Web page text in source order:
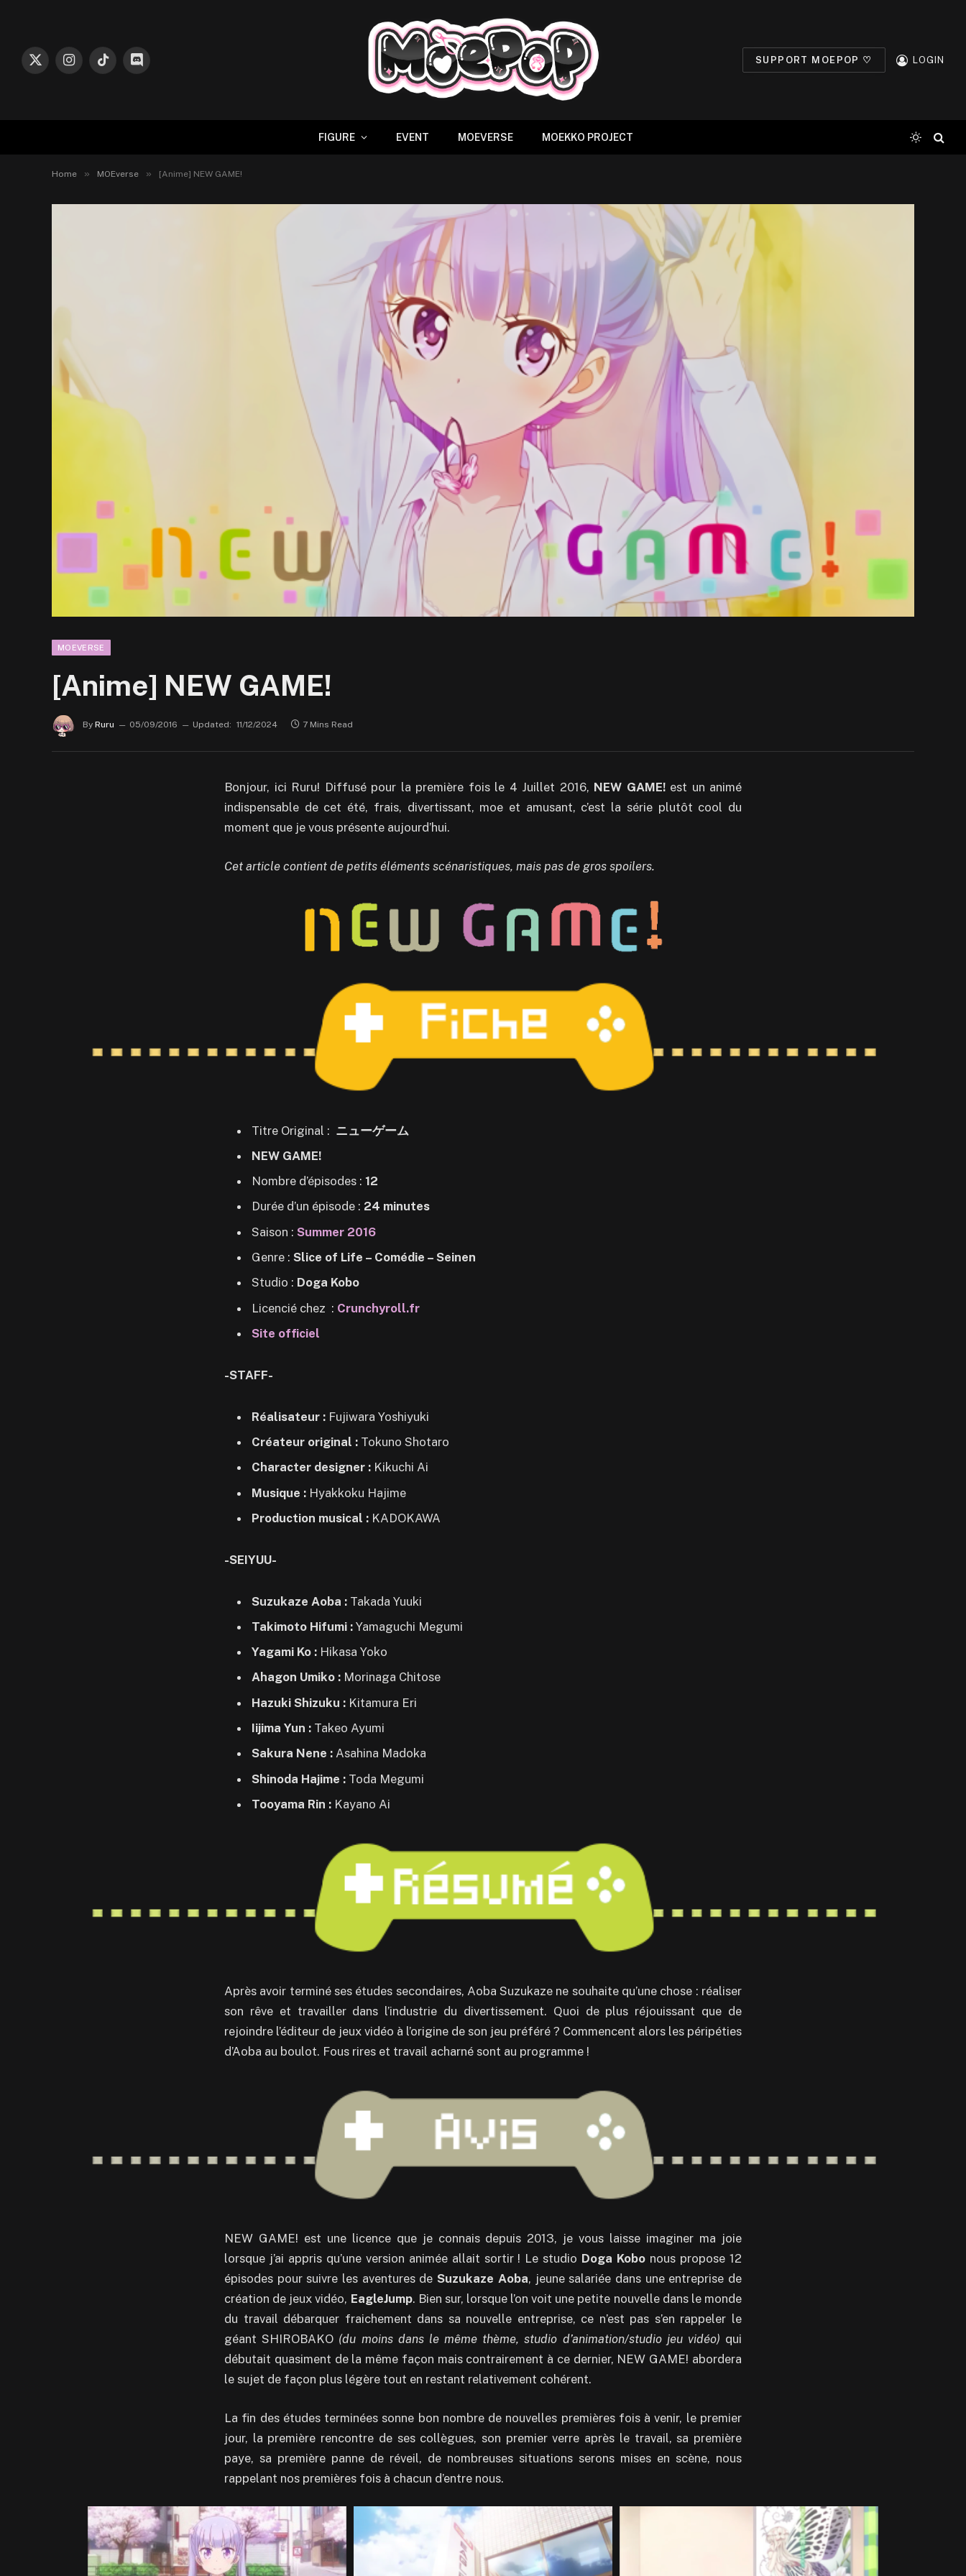
X
InstagramTikTokDiscord
SUPPORT MOEPOP ♡ LOGIN
FIGURE EVENT MOEVERSE MOEKKO PROJECT
Home » MOEverse » [Anime] NEW GAME!
MOEVERSE
[Anime] NEW GAME!
By Ruru 05/09/2016 Updated: 11/12/2024 7 Mins Read
Bonjour, ici Ruru! Diffusé pour la première fois le 4 Juillet 2016, NEW GAME!est un animé
indispensable de cet été, frais, divertissant, moe et amusant, c’est la série plutôt cool du
moment que je vous présente aujourd’hui.
Cet article contient de petits éléments scénaristiques, mais pas de gros spoilers.
Titre Original : ニューゲーム
NEW GAME!
Nombre d’épisodes : 12
Durée d’un épisode : 24 minutes
Saison : Summer 2016
Genre : Slice of Life – Comédie – Seinen
Studio : Doga Kobo
Licencié chez : Crunchyroll.fr
Site officiel
-STAFF-
Réalisateur : Fujiwara Yoshiyuki
Créateur original : Tokuno Shotaro
Character designer : Kikuchi Ai
Musique : Hyakkoku Hajime
Production musical : KADOKAWA
-SEIYUU-
Suzukaze Aoba : Takada Yuuki
Takimoto Hifumi : Yamaguchi Megumi
Yagami Ko : Hikasa Yoko
Ahagon Umiko : Morinaga Chitose
Hazuki Shizuku : Kitamura Eri
Iijima Yun : Takeo Ayumi
Sakura Nene : Asahina Madoka
Shinoda Hajime : Toda Megumi
Tooyama Rin : Kayano Ai
Après avoir terminé ses études secondaires, Aoba Suzukaze ne souhaite qu’une chose : réaliser
son rêve et travailler dans l’industrie du divertissement. Quoi de plus réjouissant que de
rejoindre l’éditeur de jeux vidéo à l’origine de son jeu préféré ? Commencent alors les péripéties
d’Aoba au boulot. Fous rires et travail acharné sont au programme !
NEW GAME! est une licence que je connais depuis 2013, je vous laisse imaginer ma joie
lorsque j’ai appris qu’une version animée allait sortir ! Le studio Doga Kobo nous propose 12
épisodes pour suivre les aventures de Suzukaze Aoba, jeune salariée dans une entreprise de
création de jeux vidéo, EagleJump. Bien sur, lorsque l’on voit une petite nouvelle dans le monde
du travail débarquer fraichement dans sa nouvelle entreprise, ce n’est pas s’en rappeler le
géant SHIROBAKO (du moins dans le même thème, studio d’animation/studio jeu vidéo) qui
débutait quasiment de la même façon mais contrairement à ce dernier, NEW GAME! abordera
le sujet de façon plus légère tout en restant relativement cohérent.
La fin des études terminées sonne bon nombre de nouvelles premières fois à venir, le premier
jour, la première rencontre de ses collègues, son premier verre après le travail, sa première
paye, sa première panne de réveil, de nombreuses situations serons mises en scène, nous
rappelant nos premières fois à chacun d’entre nous.